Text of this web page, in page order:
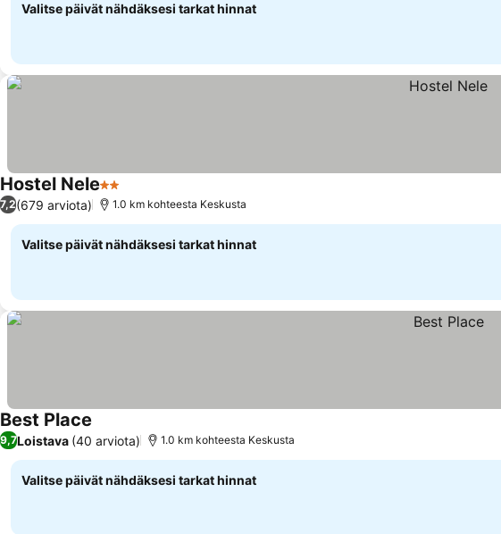
Valitse päivät nähdäksesi tarkat hinnat
Hostel Nele2 Tähtiluokitus
7,2(679 arviota) 1.0 km kohteesta Keskusta
Valitse päivät nähdäksesi tarkat hinnat
Best Place
9,7Loistava (40 arviota) 1.0 km kohteesta Keskusta
Valitse päivät nähdäksesi tarkat hinnat